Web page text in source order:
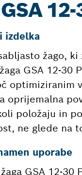
izdelka
žago,
GSA 12-30
optimiziranim
oprijemalna
položaju in
ne glede na
uporabe
GSA 12-